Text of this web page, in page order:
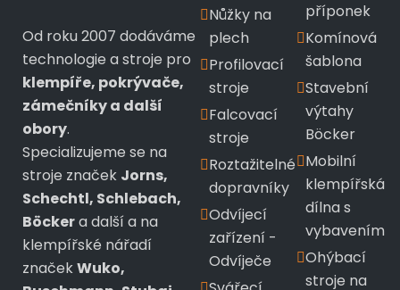
Od roku 2007 dodáváme
technologie a stroje pro
klempíře, pokrývače,
zámečníky a další
obory.
Specializujeme se na
stroje značek Jorns,
Schechtl, Schlebach,
Böckera další a na
klempířské nářadí
značekWuko,
Nůžky na
plech
Profilovací
stroje
Falcovací
stroje
Roztažitelné
dopravníky
Odvíjecí
zařízení -
Odvíječe
příponek
Komínová
šablona
Stavební
výtahy
Böcker
Mobilní
klempířská
dílna s
vybavením
Ohýbací
stroje na